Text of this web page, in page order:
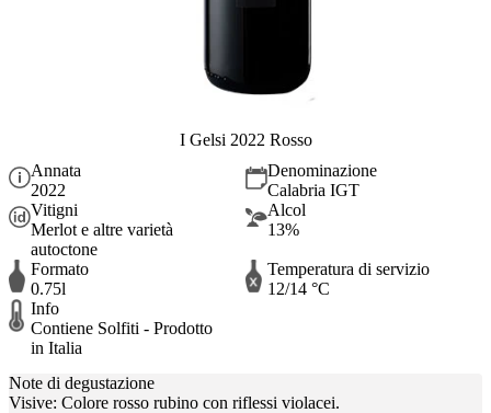
I Gelsi 2022 Rosso
Annata
2022
Denominazione
Calabria IGT
Vitigni
Merlot e altre varietà
autoctone
Alcol
13%
Formato
0.75l
Temperatura di servizio
12/14 °C
Info
Contiene Solfiti - Prodotto
in Italia
Note di degustazione
Visive: Colore rosso rubino con riflessi violacei.